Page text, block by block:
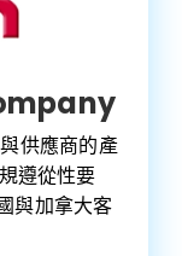
供應商的產
遵從性要
與加拿大客